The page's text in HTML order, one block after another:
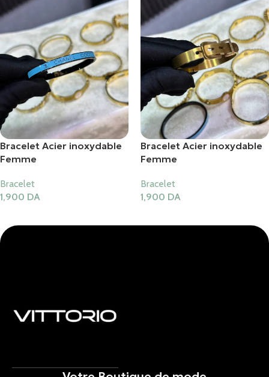
Bracelet Acier inoxydable
Femme
Bracelet
1,900 DA
Bracelet Acier inoxydable
Femme
Bracelet
1,900 DA